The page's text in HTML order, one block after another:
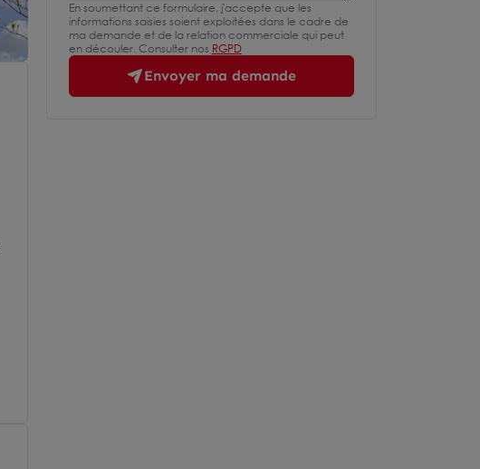
En soumettant ce formulaire, j'accepte que les
informations saisies soient exploitées dans le cadre de
ma demande et de la relation commerciale qui peut
en découler. Consulter nos RGPD
Envoyer ma demande